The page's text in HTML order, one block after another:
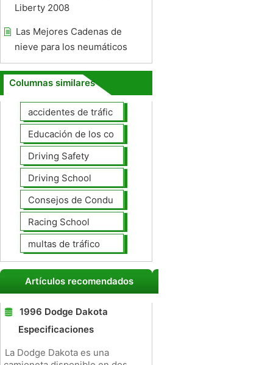
Liberty 2008
Las Mejores Cadenas de
nieve para los neumáticos
Columnas similares
accidentes de tráfico
Educación de los conductores
Driving Safety
Driving School
Consejos de Conducción
Racing School
multas de tráfico
Artículos recomendados
1996 Dodge Dakota
Especificaciones
La Dodge Dakota es una